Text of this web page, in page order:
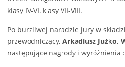
klasy IV-VI, klasy VII-VIII.
Po burzliwej naradzie jury w
przewodniczący, Arkadiusz Juźko,
następujące nagrody i wyróżnienia :